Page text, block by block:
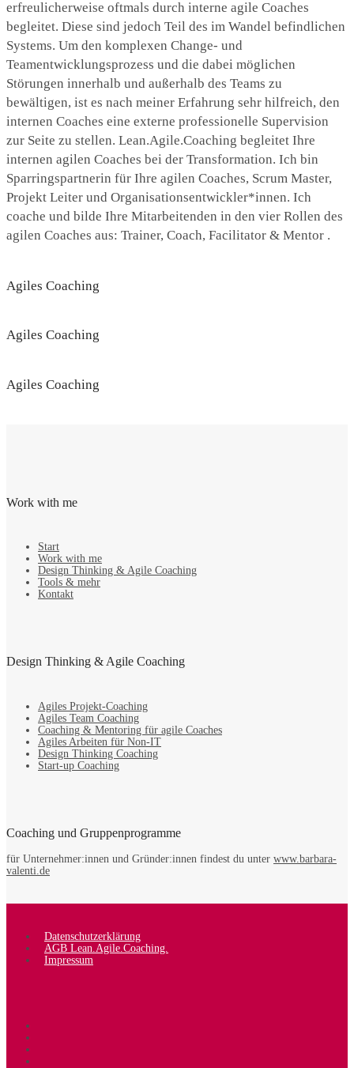
erfreulicherweise oftmals durch interne agile Coaches
begleitet. Diese sind jedoch Teil des im Wandel befindlichen
Systems. Um den komplexen Change- und
Teamentwicklungsprozess und die dabei möglichen
Störungen innerhalb und außerhalb des Teams zu
bewältigen, ist es nach meiner Erfahrung sehr hilfreich, den
internen Coaches eine externe professionelle Supervision
zur Seite zu stellen. Lean.Agile.Coaching begleitet Ihre
internen agilen Coaches bei der Transformation. Ich bin
Sparringspartnerin für Ihre agilen Coaches, Scrum Master,
Projekt Leiter und Organisationsentwickler*innen. Ich
coache und bilde Ihre Mitarbeitenden in den vier Rollen des
agilen Coaches aus: Trainer, Coach, Facilitator & Mentor .
Agiles Coaching
Agiles Coaching
Agiles Coaching
Work with me
Start
Work with me
Design Thinking & Agile Coaching
Tools & mehr
Kontakt
Design Thinking & Agile Coaching
Agiles Projekt-Coaching
Agiles Team Coaching
Coaching & Mentoring für agile Coaches
Agiles Arbeiten für Non-IT
Design Thinking Coaching
Start-up Coaching
Coaching und Gruppenprogramme
für Unternehmer:innen und Gründer:innen findest du unter www.barbara-
valenti.de
Datenschutzerklärung
AGB Lean.Agile.Coaching.
Impressum